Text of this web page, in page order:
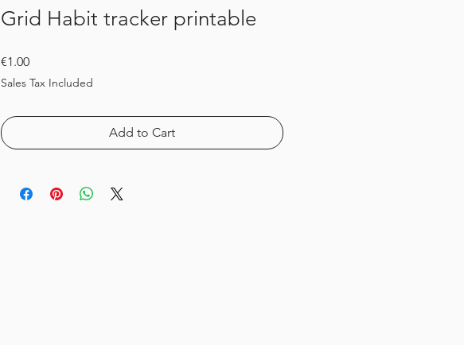
Grid Habit tracker printable
€1.00Price
Sales Tax Included
Add to Cart